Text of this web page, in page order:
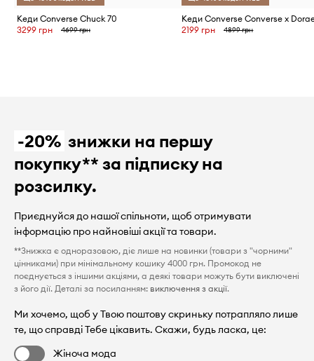
Кеди Converse Chuck 70
3299 грн
4699 грн 2199 грн 4899 грн
-20% знижки на першу
покупку** за підписку на
розсилку.
Приєднуйся до нашої спільноти, щоб отримувати
інформацію про найновіші акції та товари.
**Знижка є одноразовою, діє лише на новинки (товари з "чорними"
цінниками) при мінімальному кошику 4000 грн. Промокод не
поєднується з іншими акціями, а деякі товари можуть бути виключені
з його дії. Деталі за посиланням: виключення з акції.
Ми хочемо, щоб у Твою поштову скриньку потрапляло лише
те, що справді Тебе цікавить. Скажи, будь ласка, це:
Жіноча мода